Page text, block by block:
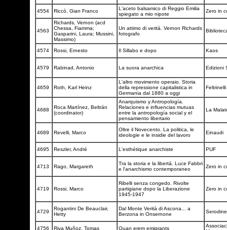
4554 Riccò, Gian Franco
L'aceto balsamico di Reggio Emilia
spiegato a mio nipote
Zero in
4563
Richards, Vernon (acd
Chessa, Fiamma;
Gasparini, Laura; Mussini,
Massimo)
Un attimo di verità. Vernon Richards
fotografo
4574 Rossi, Ernesto Il Sillabo e dopo Kaos
4579 Rabinad, Antonio La suora anarchica Edizioni
4659 Roth, Karl Heinz
L'altro movimento operaio. Storia
della repressione capitalistica in
Germania dal 1880 a oggi
Feltrinelli
4688
Roca Martínez, Beltrán
(coordinator)
Anarquismo y Antropología.
Relaciones e influencias mutuas
entre la antropología social y el
pensamiento libertario
La
4689 Revelli, Marco
Oltre il Novecento. La politica, le
ideologie e le insidie del lavoro
Einaudi
4695 Reszler, André L'esthétique anarchiste PUF
4713 Rago, Margareth
Tra la storia e la libertà. Luce Fabbri
e l'anarchismo contemporaneo
Zero in
4719 Rossi, Marco
Ribelli senza congedo. Rivolte
partigiane dopo la Liberazione
1945-1947
Zero in
4729
Rogantini De Beauclair,
Hetty
Dal Monte Verità di Ascona... a
Berzona in Onsernone
4756 Riva Muñoz, Tomas Quan erem emigrants